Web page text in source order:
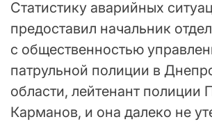
Статистику аварийных
предоставил начальник
с общественностью
патрульной полиции в
области, лейтенант полиции
Карманов, и она далеко не